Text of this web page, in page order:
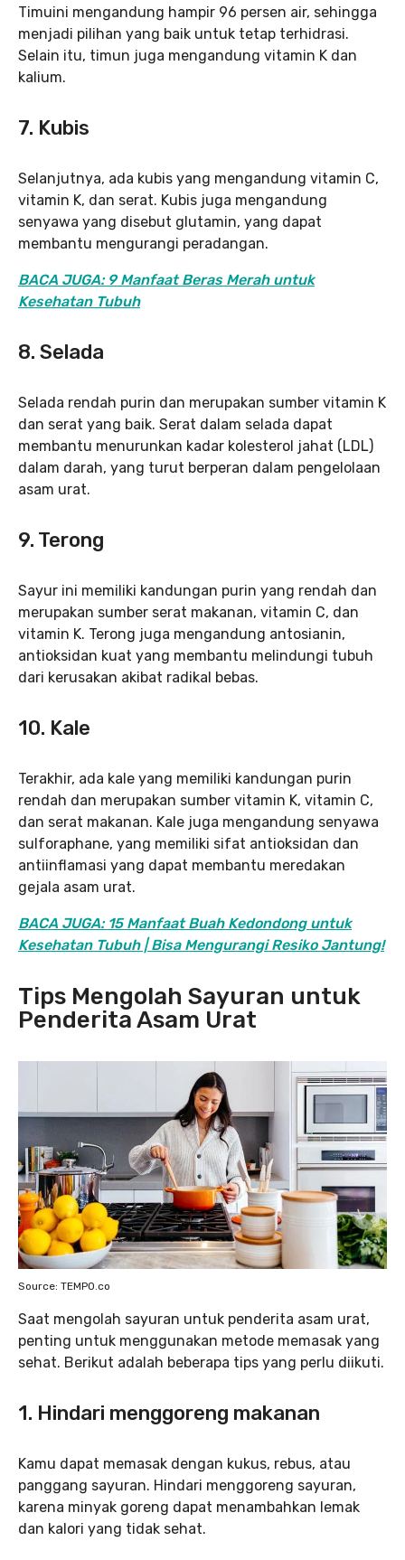
Timuini mengandung hampir 96 persen air, sehingga
menjadi pilihan yang baik untuk tetap terhidrasi.
Selain itu, timun juga mengandung vitamin K dan
kalium.
7. Kubis
Selanjutnya, ada kubis yang mengandung vitamin C,
vitamin K, dan serat. Kubis juga mengandung
senyawa yang disebut glutamin, yang dapat
membantu mengurangi peradangan.
BACA JUGA: 9 Manfaat Beras Merah untuk
Kesehatan Tubuh
8. Selada
Selada rendah purin dan merupakan sumber vitamin K
dan serat yang baik. Serat dalam selada dapat
membantu menurunkan kadar kolesterol jahat (LDL)
dalam darah, yang turut berperan dalam pengelolaan
asam urat.
9. Terong
Sayur ini memiliki kandungan purin yang rendah dan
merupakan sumber serat makanan, vitamin C, dan
vitamin K. Terong juga mengandung antosianin,
antioksidan kuat yang membantu melindungi tubuh
dari kerusakan akibat radikal bebas.
10. Kale
Terakhir, ada kale yang memiliki kandungan purin
rendah dan merupakan sumber vitamin K, vitamin C,
dan serat makanan. Kale juga mengandung senyawa
sulforaphane, yang memiliki sifat antioksidan dan
antiinflamasi yang dapat membantu meredakan
gejala asam urat.
BACA JUGA: 15 Manfaat Buah Kedondong untuk
Kesehatan Tubuh | Bisa Mengurangi Resiko Jantung!
Tips Mengolah Sayuran untuk
Penderita Asam Urat
Source: TEMPO.co
Saat mengolah sayuran untuk penderita asam urat,
penting untuk menggunakan metode memasak yang
sehat. Berikut adalah beberapa tips yang perlu diikuti.
1. Hindari menggoreng makanan
Kamu dapat memasak dengan kukus, rebus, atau
panggang sayuran. Hindari menggoreng sayuran,
karena minyak goreng dapat menambahkan lemak
dan kalori yang tidak sehat.